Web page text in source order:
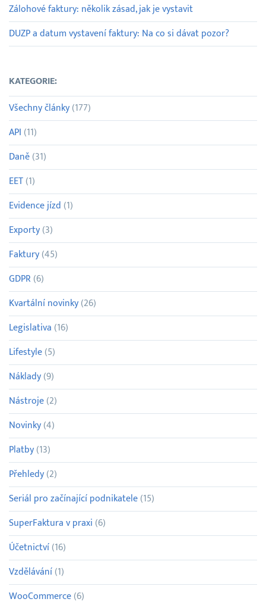
Zálohové faktury: několik zásad, jak je vystavit
DUZP a datum vystavení faktury: Na co si dávat pozor?
KATEGORIE:
Všechny články(177)
API (11)
Daně(31)
EET(1)
Evidence jízd (1)
Exporty(3)
Faktury(45)
GDPR (6)
Kvartální novinky(26)
Legislativa (16)
Lifestyle(5)
Náklady(9)
Nástroje(2)
Novinky(4)
Platby(13)
Přehledy(2)
Seriál pro začínající podnikatele(15)
SuperFaktura v praxi (6)
Účetnictví(16)
Vzdělávání(1)
WooCommerce(6)